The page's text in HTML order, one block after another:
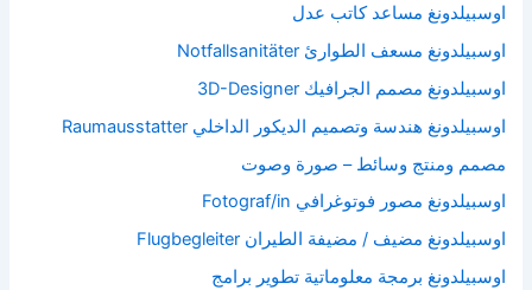
اوسبيلدونغ مساعد كاتب عدل
اوسبيلدونغ مسعف الطوارئ Notfallsanitäter
اوسبيلدونغ مصمم الجرافيك 3D-Designer
اوسبيلدونغ هندسة وتصميم الديكور الداخلي Raumausstatter
مصمم ومنتج وسائط – صورة وصوت
اوسبيلدونغ مصور فوتوغرافي Fotograf/in
اوسبيلدونغ مضيف / مضيفة الطيران Flugbegleiter
اوسبيلدونغ برمجة معلوماتية تطوير برامج